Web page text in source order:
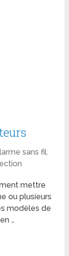
sans fil,
mettre
ou plusieurs
modèles de
…